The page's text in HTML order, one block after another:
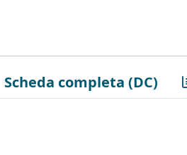
Scheda completa (DC)